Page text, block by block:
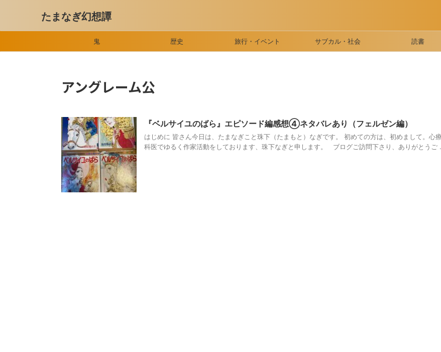
たまなぎ幻想譚
鬼 歴史 旅行・イベント サブカル・社会 読書
アングレーム公
『ベルサイユのばら』エピソード編感想④ネタバレあり（フェルゼン編）
はじめに 皆さん今日は、たまなぎこと珠下（たまもと）なぎです。 初めての方は、初めまして。心
科医でゆるく作家活動をしております、珠下なぎと申します。 ブログご訪問下さり、ありがとうご